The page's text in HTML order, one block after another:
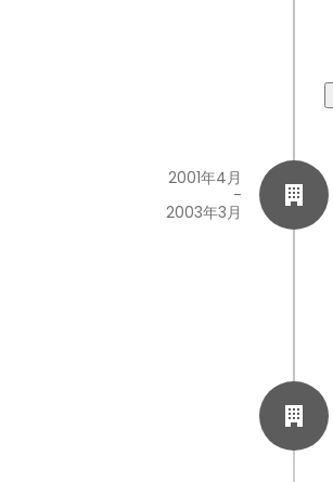
2001年4月
-
2003年3月